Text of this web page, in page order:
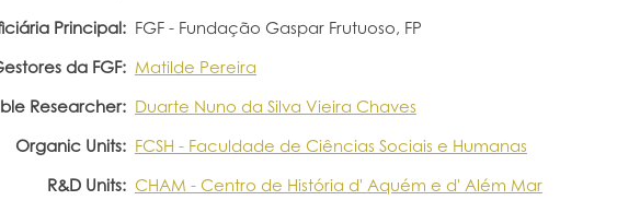
Principal: FGF - Fundação Gaspar Frutuoso, FP
da FGF: Matilde Pereira
Researcher: Duarte Nuno da Silva Vieira Chaves
Organic Units: FCSH - Faculdade de Ciências Sociais e Humanas
R&D Units: CHAM - Centro de História d' Aquém e d' Além Mar